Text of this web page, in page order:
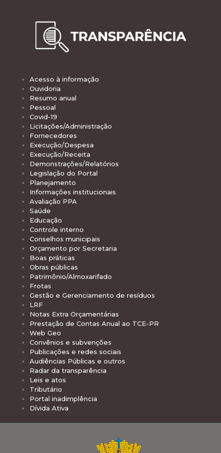
Acesso à informação
Ouvidoria
Resumo anual
Pessoal
Covid-19
Licitações/Administração
Fornecedores
Execução/Despesa
Execução/Receita
Demonstrações/Relatórios
Legislação do Portal
Planejamento
Informações institucionais
Avaliação PPA
Saúde
Educação
Controle interno
Conselhos municipais
Orçamento por Secretaria
Boas práticas
Obras públicas
Patrimônio/Almoxarifado
Frotas
Gestão e Gerenciamento de resíduos
LRF
Notas Extra Orçamentárias
Prestação de Contas Anual ao TCE-PR
Web Geo
Convênios e subvenções
Publicações e redes sociais
Audiências Públicas e outros
Radar da transparência
Leis e atos
Tributário
Portal inadimplência
Dívida Ativa